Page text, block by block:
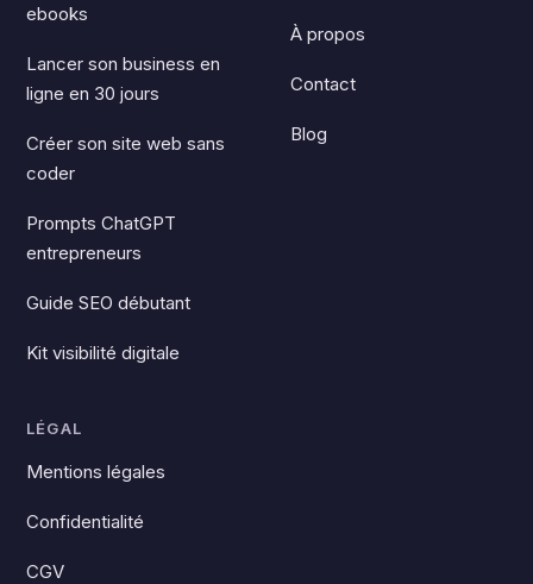
ebooks
Lancer son business en
ligne en 30 jours
Créer son site web sans
coder
Prompts ChatGPT
entrepreneurs
Guide SEO débutant
Kit visibilité digitale
À propos
Contact
Blog
LÉGAL
Mentions légales
Confidentialité
CGV